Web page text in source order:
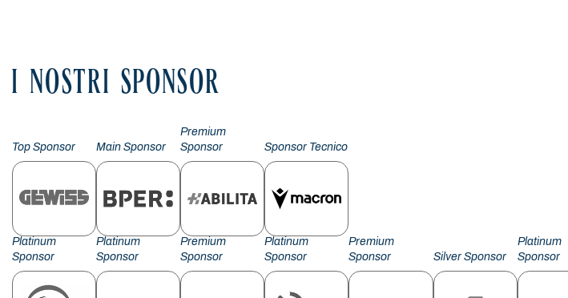
I NOSTRI SPONSOR
Top Sponsor Main Sponsor
Premium
Sponsor
Sponsor Tecnico
Platinum
Sponsor
Platinum
Sponsor
Premium
Sponsor
Platinum
Sponsor
Premium
Sponsor
Silver Sponsor
Platinum
Sponsor